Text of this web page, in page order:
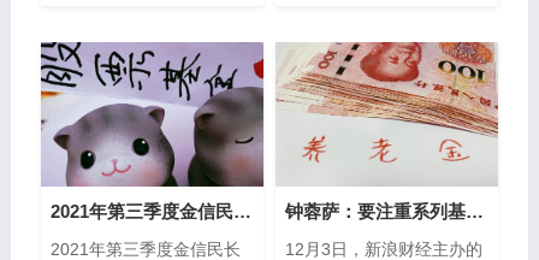
价值三年持有...
基金旗下的“固...
2021年第三季度金信民长混合A基金持仓了哪些股票和债券？基金重点卖出哪些股票？（2021年第二季度）
2021年第三季度金信民长
钟蓉萨：要注重系列基金 保持风险收益特征的一致性和稳定性
12月3日，新浪财经主办的